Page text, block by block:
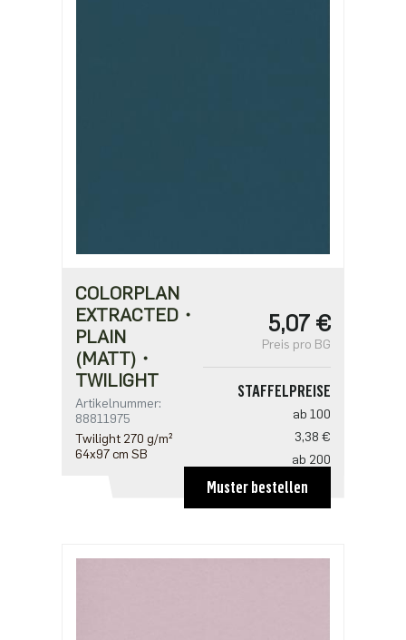
COLORPLAN
EXTRACTED・
PLAIN
(MATT)・
TWILIGHT
Artikelnummer:
88811975
Twilight 270 g/m²
64x97 cm SB
5,07 €
Preis pro BG
STAFFELPREISE
ab 100
3,38 €
ab 200
3,27 €
ab 500
Muster bestellen